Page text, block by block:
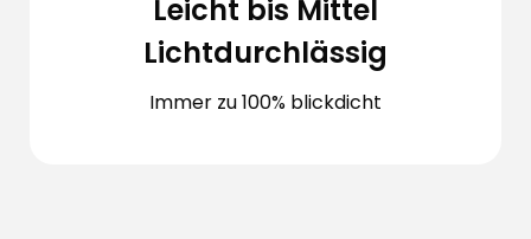
Leicht bis Mittel
Lichtdurchlässig
Immer zu 100% blickdicht